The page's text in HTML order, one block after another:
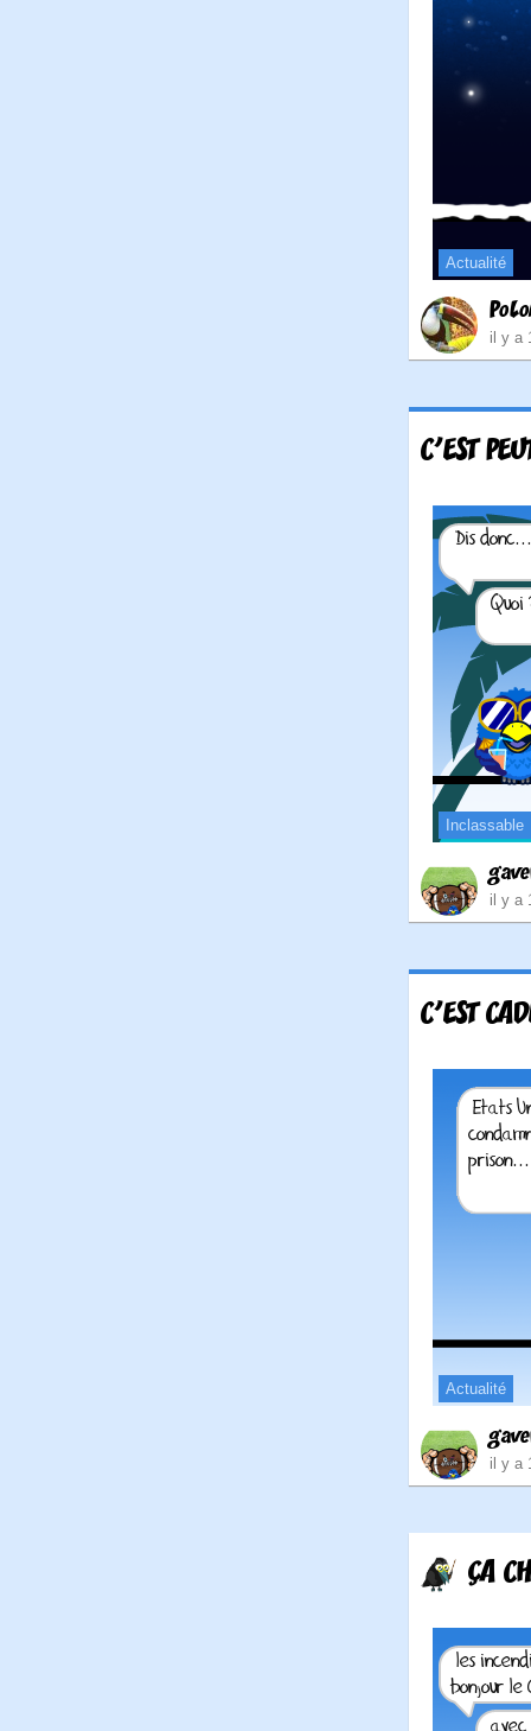
Actualité
il y a
C'EST
Inclassable
il y a
C'EST
Actualité
il y a
ÇA